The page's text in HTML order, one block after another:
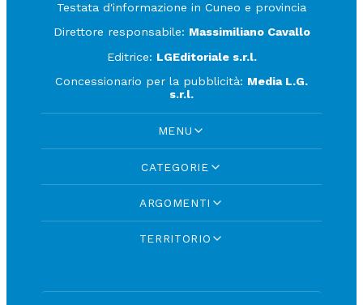
Testata d'informazione in Cuneo e provincia
Direttore responsabile: Massimiliano Cavallo
Editrice: LGEditoriale s.r.l.
Concessionario per la pubblicità: Media L.G.
s.r.l.
MENU
CATEGORIE
ARGOMENTI
TERRITORIO